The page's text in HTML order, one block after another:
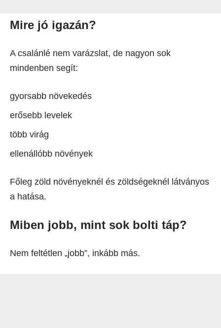
Mire jó igazán?
A csalánlé nem varázslat, de nagyon sok
mindenben segít:
gyorsabb növekedés
erősebb levelek
több virág
ellenállóbb növények
Főleg zöld növényeknél és zöldségeknél látványos
a hatása.
Miben jobb, mint sok bolti táp?
Nem feltétlen „jobb”, inkább más.